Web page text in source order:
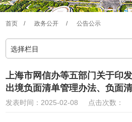
首页 / 政务公开 / 公告公示
选择栏目
上海市网信办等五部门关于印
出境负面清单管理办法、负面
发表时间：2025-02-08 点击次数：